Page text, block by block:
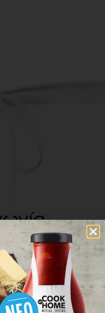
προϊόντα
ΠΡΩΤΟΙ
ΜΑΣ
ΕΓΓΡΑΦΗ